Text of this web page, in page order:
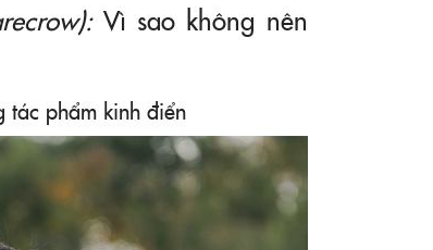
Vì sao không nên
tác phẩm kinh điển